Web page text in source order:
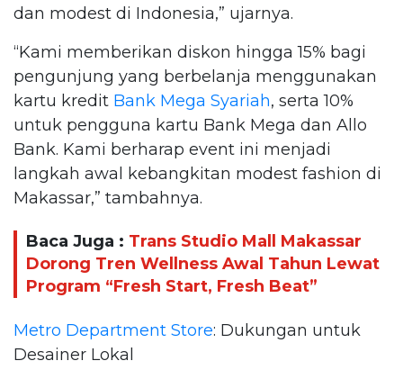
dan modest di Indonesia,” ujarnya.
“Kami memberikan diskon hingga 15% bagi
pengunjung yang berbelanja menggunakan
kartu kredit Bank Mega Syariah, serta 10%
untuk pengguna kartu Bank Mega dan Allo
Bank. Kami berharap event ini menjadi
langkah awal kebangkitan modest fashion di
Makassar,” tambahnya.
Baca Juga : Trans Studio Mall Makassar
Dorong Tren Wellness Awal Tahun Lewat
Program “Fresh Start, Fresh Beat”
Metro Department Store: Dukungan untuk
Desainer Lokal